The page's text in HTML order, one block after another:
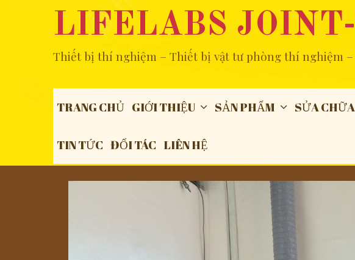
LIFELABS JOINT-
Thiết bị thí nghiệm – Thiết bị vật tư phòng thí nghiệm
TRANG CHỦ GIỚI THIỆU SẢN PHẨM SỬA
TIN TỨC ĐỐI TÁC LIÊN HỆ